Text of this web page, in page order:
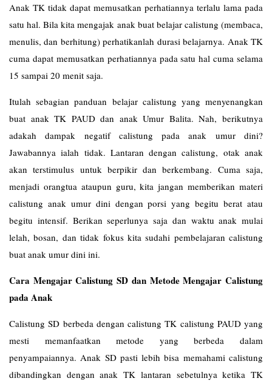
Anak TK tidak dapat memusatkan perhatiannya terlalu lama pada
satu hal. Bila kita mengajak anak buat belajar calistung (membaca,
menulis, dan berhitung) perhatikanlah durasi belajarnya. Anak TK
cuma dapat memusatkan perhatiannya pada satu hal cuma selama
15 sampai 20 menit saja.
Itulah sebagian panduan belajar calistung yang menyenangkan
buat anak TK PAUD dan anak Umur Balita. Nah, berikutnya
adakah dampak negatif calistung pada anak umur dini?
Jawabannya ialah tidak. Lantaran dengan calistung, otak anak
akan terstimulus untuk berpikir dan berkembang. Cuma saja,
menjadi orangtua ataupun guru, kita jangan memberikan materi
calistung anak umur dini dengan porsi yang begitu berat atau
begitu intensif. Berikan seperlunya saja dan waktu anak mulai
lelah, bosan, dan tidak fokus kita sudahi pembelajaran calistung
buat anak umur dini ini.
Cara Mengajar Calistung SD dan Metode Mengajar Calistung
pada Anak
Calistung SD berbeda dengan calistung TK calistung PAUD yang
mesti memanfaatkan metode yang berbeda dalam
penyampaiannya. Anak SD pasti lebih bisa memahami calistung
dibandingkan dengan anak TK lantaran sebetulnya ketika TK